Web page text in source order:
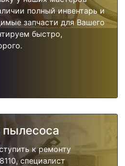
полный инвентарь и
запчасти для Вашего
быстро,
пылесоса
к ремонту
специалист